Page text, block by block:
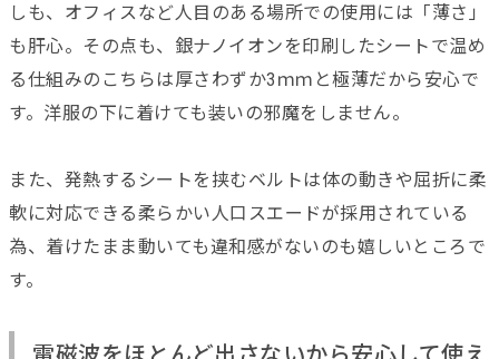
しも、オフィスなど人目のある場所での使用には「薄さ」
も肝心。その点も、銀ナノイオンを印刷したシートで温め
る仕組みのこちらは厚さわずか3ｍｍと極薄だから安心で
す。洋服の下に着けても装いの邪魔をしません。
また、発熱するシートを挟むベルトは体の動きや屈折に柔
軟に対応できる柔らかい人口スエードが採用されている
為、着けたまま動いても違和感がないのも嬉しいところで
す。